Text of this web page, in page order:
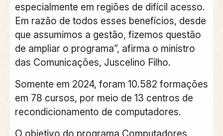
especialmente em regiões de difícil acesso.
Em razão de todos esses benefícios, desde
que assumimos a gestão, fizemos questão
de ampliar o programa”, afirma o ministro
das Comunicações, Juscelino Filho.
Somente em 2024, foram 10.582 formações
em 78 cursos, por meio de 13 centros de
recondicionamento de computadores.